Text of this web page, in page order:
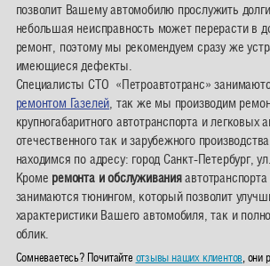
позволит Вашему автомобилю прослужить
небольшая неисправность может перерасти в
ремонт, поэтому мы рекомендуем сразу же
имеющиеся дефекты.
Специалисты СТО «Петроавтотранс»
ремонтом Газелей , так же мы производим
крупногабаритного автотранспорта и легковых
отечественного так и зарубежного
находимся по адресу: город Санкт-Петербург,
Кроме ремонта и обслуживания
занимаются тюнингом, который позволит
характеристики Вашего автомобиля, так и
облик.
Сомневаетесь? Почитайте отзывы наших клиентов , они